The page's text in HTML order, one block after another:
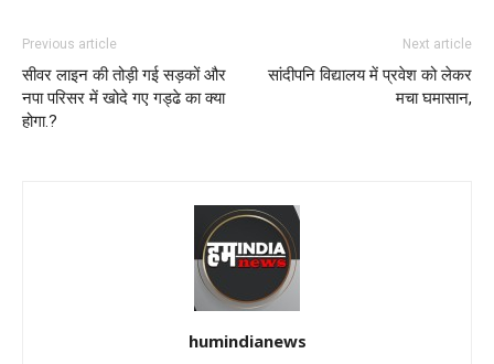
Previous article
सीवर लाइन की तोड़ी गई सड़कों और
नपा परिसर में खोदे गए गड्ढे का क्या
होगा.?
Next article
सांदीपनि विद्यालय में प्रवेश को लेकर
मचा घमासान,
humindianews